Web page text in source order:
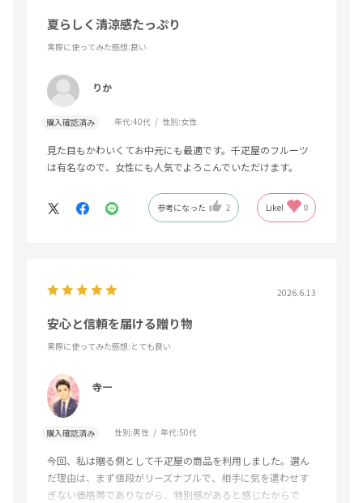
夏らしく清涼感たっぷり
実際に使ってみた感想:良い
りか
購入確認済み 年代:40代 性別:女性
見た目もかわいくてお中元にも最適です。千疋屋のフルーツ
は有名なので、女性にも人気でよろこんでいただけます。
参考になった 2 Like! 0
2026.6.13
安心と信頼を届ける贈り物
実際に使ってみた感想:とても良い
寺一
購入確認済み 性別:男性 年代:50代
今回、私は贈る側として千疋屋の商品を利用しました。選ん
だ理由は、まず値段がリーズナブルで、相手に気を遣わせす
ぎない価格帯でありながら、特別感があると感じたからで